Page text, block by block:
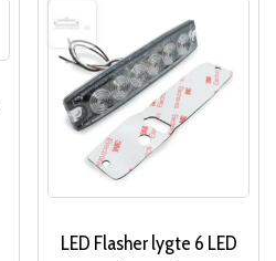
LED Flasher lygte 6 LED